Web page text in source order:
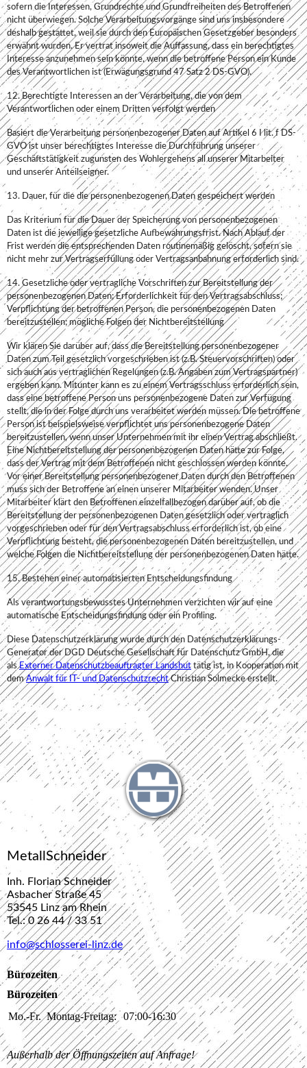
sofern die Interessen, Grundrechte und Grundfreiheiten des Betroffenen
nicht überwiegen. Solche Verarbeitungsvorgänge sind uns insbesondere
deshalb gestattet, weil sie durch den Europäischen Gesetzgeber besonders
erwähnt wurden. Er vertrat insoweit die Auffassung, dass ein berechtigtes
Interesse anzunehmen sein könnte, wenn die betroffene Person ein Kunde
des Verantwortlichen ist (Erwägungsgrund 47 Satz 2 DS-GVO).
12. Berechtigte Interessen an der Verarbeitung, die von dem
Verantwortlichen oder einem Dritten verfolgt werden
Basiert die Verarbeitung personenbezogener Daten auf Artikel 6 I lit. f DS-
GVO ist unser berechtigtes Interesse die Durchführung unserer
Geschäftstätigkeit zugunsten des Wohlergehens all unserer Mitarbeiter
und unserer Anteilseigner.
13. Dauer, für die die personenbezogenen Daten gespeichert werden
Das Kriterium für die Dauer der Speicherung von personenbezogenen
Daten ist die jeweilige gesetzliche Aufbewahrungsfrist. Nach Ablauf der
Frist werden die entsprechenden Daten routinemäßig gelöscht, sofern sie
nicht mehr zur Vertragserfüllung oder Vertragsanbahnung erforderlich sind.
14. Gesetzliche oder vertragliche Vorschriften zur Bereitstellung der
personenbezogenen Daten; Erforderlichkeit für den Vertragsabschluss;
Verpflichtung der betroffenen Person, die personenbezogenen Daten
bereitzustellen; mögliche Folgen der Nichtbereitstellung
Wir klären Sie darüber auf, dass die Bereitstellung personenbezogener
Daten zum Teil gesetzlich vorgeschrieben ist (z.B. Steuervorschriften) oder
sich auch aus vertraglichen Regelungen (z.B. Angaben zum Vertragspartner)
ergeben kann. Mitunter kann es zu einem Vertragsschluss erforderlich sein,
dass eine betroffene Person uns personenbezogene Daten zur Verfügung
stellt, die in der Folge durch uns verarbeitet werden müssen. Die betroffene
Person ist beispielsweise verpflichtet uns personenbezogene Daten
bereitzustellen, wenn unser Unternehmen mit ihr einen Vertrag abschließt.
Eine Nichtbereitstellung der personenbezogenen Daten hätte zur Folge,
dass der Vertrag mit dem Betroffenen nicht geschlossen werden könnte.
Vor einer Bereitstellung personenbezogener Daten durch den Betroffenen
muss sich der Betroffene an einen unserer Mitarbeiter wenden. Unser
Mitarbeiter klärt den Betroffenen einzelfallbezogen darüber auf, ob die
Bereitstellung der personenbezogenen Daten gesetzlich oder vertraglich
vorgeschrieben oder für den Vertragsabschluss erforderlich ist, ob eine
Verpflichtung besteht, die personenbezogenen Daten bereitzustellen, und
welche Folgen die Nichtbereitstellung der personenbezogenen Daten hätte.
15. Bestehen einer automatisierten Entscheidungsfindung
Als verantwortungsbewusstes Unternehmen verzichten wir auf eine
automatische Entscheidungsfindung oder ein Profiling.
Diese Datenschutzerklärung wurde durch den Datenschutzerklärungs-
Generator der DGD Deutsche Gesellschaft für Datenschutz GmbH, die
alsExterner Datenschutzbeauftragter Landshut tätig ist, in Kooperation mit
demAnwalt für IT- und DatenschutzrechtChristian Solmecke erstellt.
MetallSchneider
Inh. Florian Schneider
Asbacher Straße 45
53545 Linz am Rhein
Tel.: 0 26 44 / 33 51
info@schlosserei-linz.de
Bürozeiten
Bürozeiten
Mo.-Fr.Montag-Freitag:07:00-16:30
Außerhalb der Öffnungszeiten auf Anfrage!